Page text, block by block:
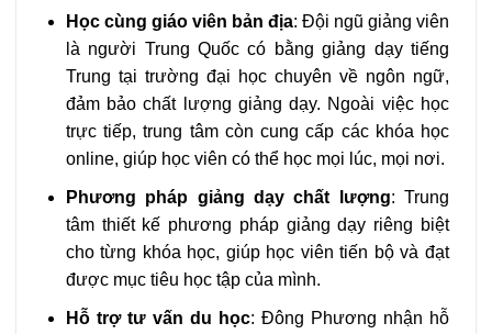
Học cùng giáo viên bản địa: Đội ngũ giảng viên
là người Trung Quốc có bằng giảng dạy tiếng
Trung tại trường đại học chuyên về ngôn ngữ,
đảm bảo chất lượng giảng dạy. Ngoài việc học
trực tiếp, trung tâm còn cung cấp các khóa học
online, giúp học viên có thể học mọi lúc, mọi nơi.
Phương pháp giảng dạy chất lượng: Trung
tâm thiết kế phương pháp giảng dạy riêng biệt
cho từng khóa học, giúp học viên tiến bộ và đạt
được mục tiêu học tập của mình.
Hỗ trợ tư vấn du học: Đông Phương nhận hỗ